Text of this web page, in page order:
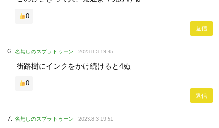
0
返信
名無しのスプラトゥーン 2023.8.3 19:45
街路樹にインクをかけ続けると4ぬ
0
返信
名無しのスプラトゥーン 2023.8.3 19:51